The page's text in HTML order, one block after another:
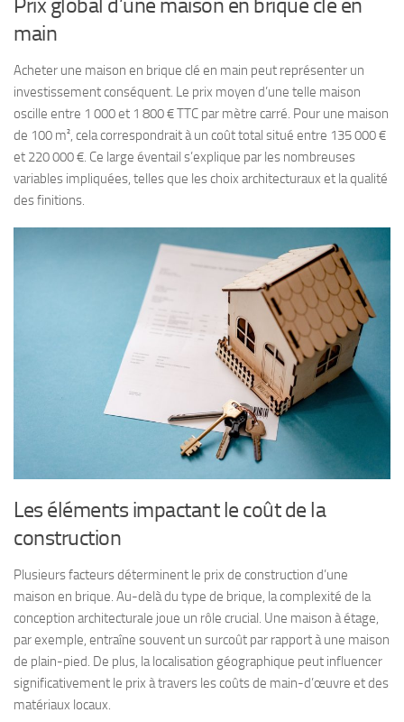
main
Acheter une maison en brique clé en main peut représenter un
investissement conséquent. Le prix moyen d’une telle maison
oscille entre 1 000 et 1 800 € TTC par mètre carré. Pour une maison
de 100 m², cela correspondrait à un coût total situé entre 135 000 €
et 220 000 €. Ce large éventail s’explique par les nombreuses
variables impliquées, telles que les choix architecturaux et la qualité
des finitions.
Les éléments impactant le coût de la
construction
Plusieurs facteurs déterminent le prix de construction d’une
maison en brique. Au-delà du type de brique, la complexité de la
conception architecturale joue un rôle crucial. Une maison à étage,
par exemple, entraîne souvent un surcoût par rapport à une maison
de plain-pied. De plus, la localisation géographique peut influencer
significativement le prix à travers les coûts de main-d’œuvre et des
matériaux locaux.